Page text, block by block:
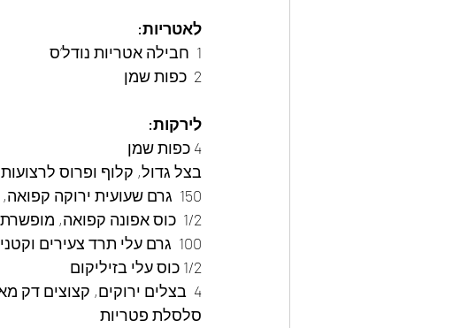
לאטריות:
1  חבילה אטריות נודל’ס
2  כפות שמן
לירקות:
4 כפות שמן
בצל גדול, קלוף ופרוס לרצועות
150  גרם שעועית ירוקה קפואה, מופשרת וחלוטה ל-3 ד’ במים רותחים
1/2  כוס אפונה קפואה, מופשרת וחלוטה ל-3 ד’ במים רותחים
100  גרם עלי תרד צעירים וקטנים או עלי סלק ללא הגבעול, קצוצים
1/2 כוס עלי בזיליקום
4  בצלים ירוקים, קצוצים דק מאוד
סלסלת פטריות